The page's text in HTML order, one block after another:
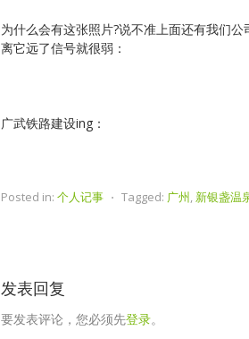
为什么会有这张照片?说不准上面还有我们
离它远了信号就很弱：
广武铁路建设ing：
Posted in: 个人记事 ⋅ Tagged: 广州, 新银盏温
发表回复
要发表评论，您必须先登录。